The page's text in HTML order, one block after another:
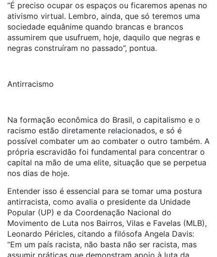
“É preciso ocupar os espaços ou ficaremos apenas no
ativismo virtual. Lembro, ainda, que só teremos uma
sociedade equânime quando brancas e brancos
assumirem que usufruem, hoje, daquilo que negras e
negras construíram no passado”, pontua.
Antirracismo
Na formação econômica do Brasil, o capitalismo e o
racismo estão diretamente relacionados, e só é
possível combater um ao combater o outro também. A
própria escravidão foi fundamental para concentrar o
capital na mão de uma elite, situação que se perpetua
nos dias de hoje.
Entender isso é essencial para se tomar uma postura
antirracista, como avalia o presidente da Unidade
Popular (UP) e da Coordenação Nacional do
Movimento de Luta nos Bairros, Vilas e Favelas (MLB),
Leonardo Péricles, citando a filósofa Angela Davis:
“Em um país racista, não basta não ser racista, mas
assumir práticas que demonstram apoio à luta da